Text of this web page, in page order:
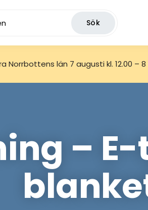
Sök
län 7 augusti kl. 12.00 – 8
–